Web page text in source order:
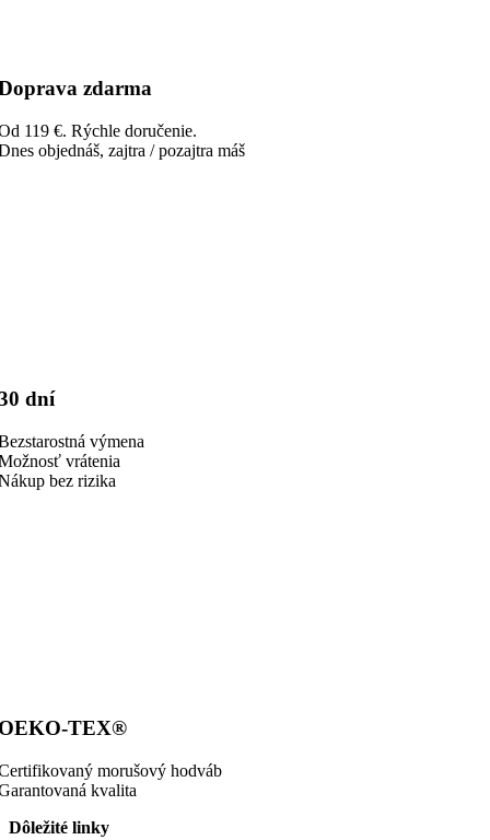
zdarma
119 €. Rýchle doručenie.
objednáš, zajtra / pozajtra máš
dní
výmena
vrátenia
bez rizika
TEX®
morušový hodváb
kvalita
Dôležité linky